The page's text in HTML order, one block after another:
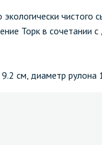
чистого
Торк в сочетании
см, диаметр рулона